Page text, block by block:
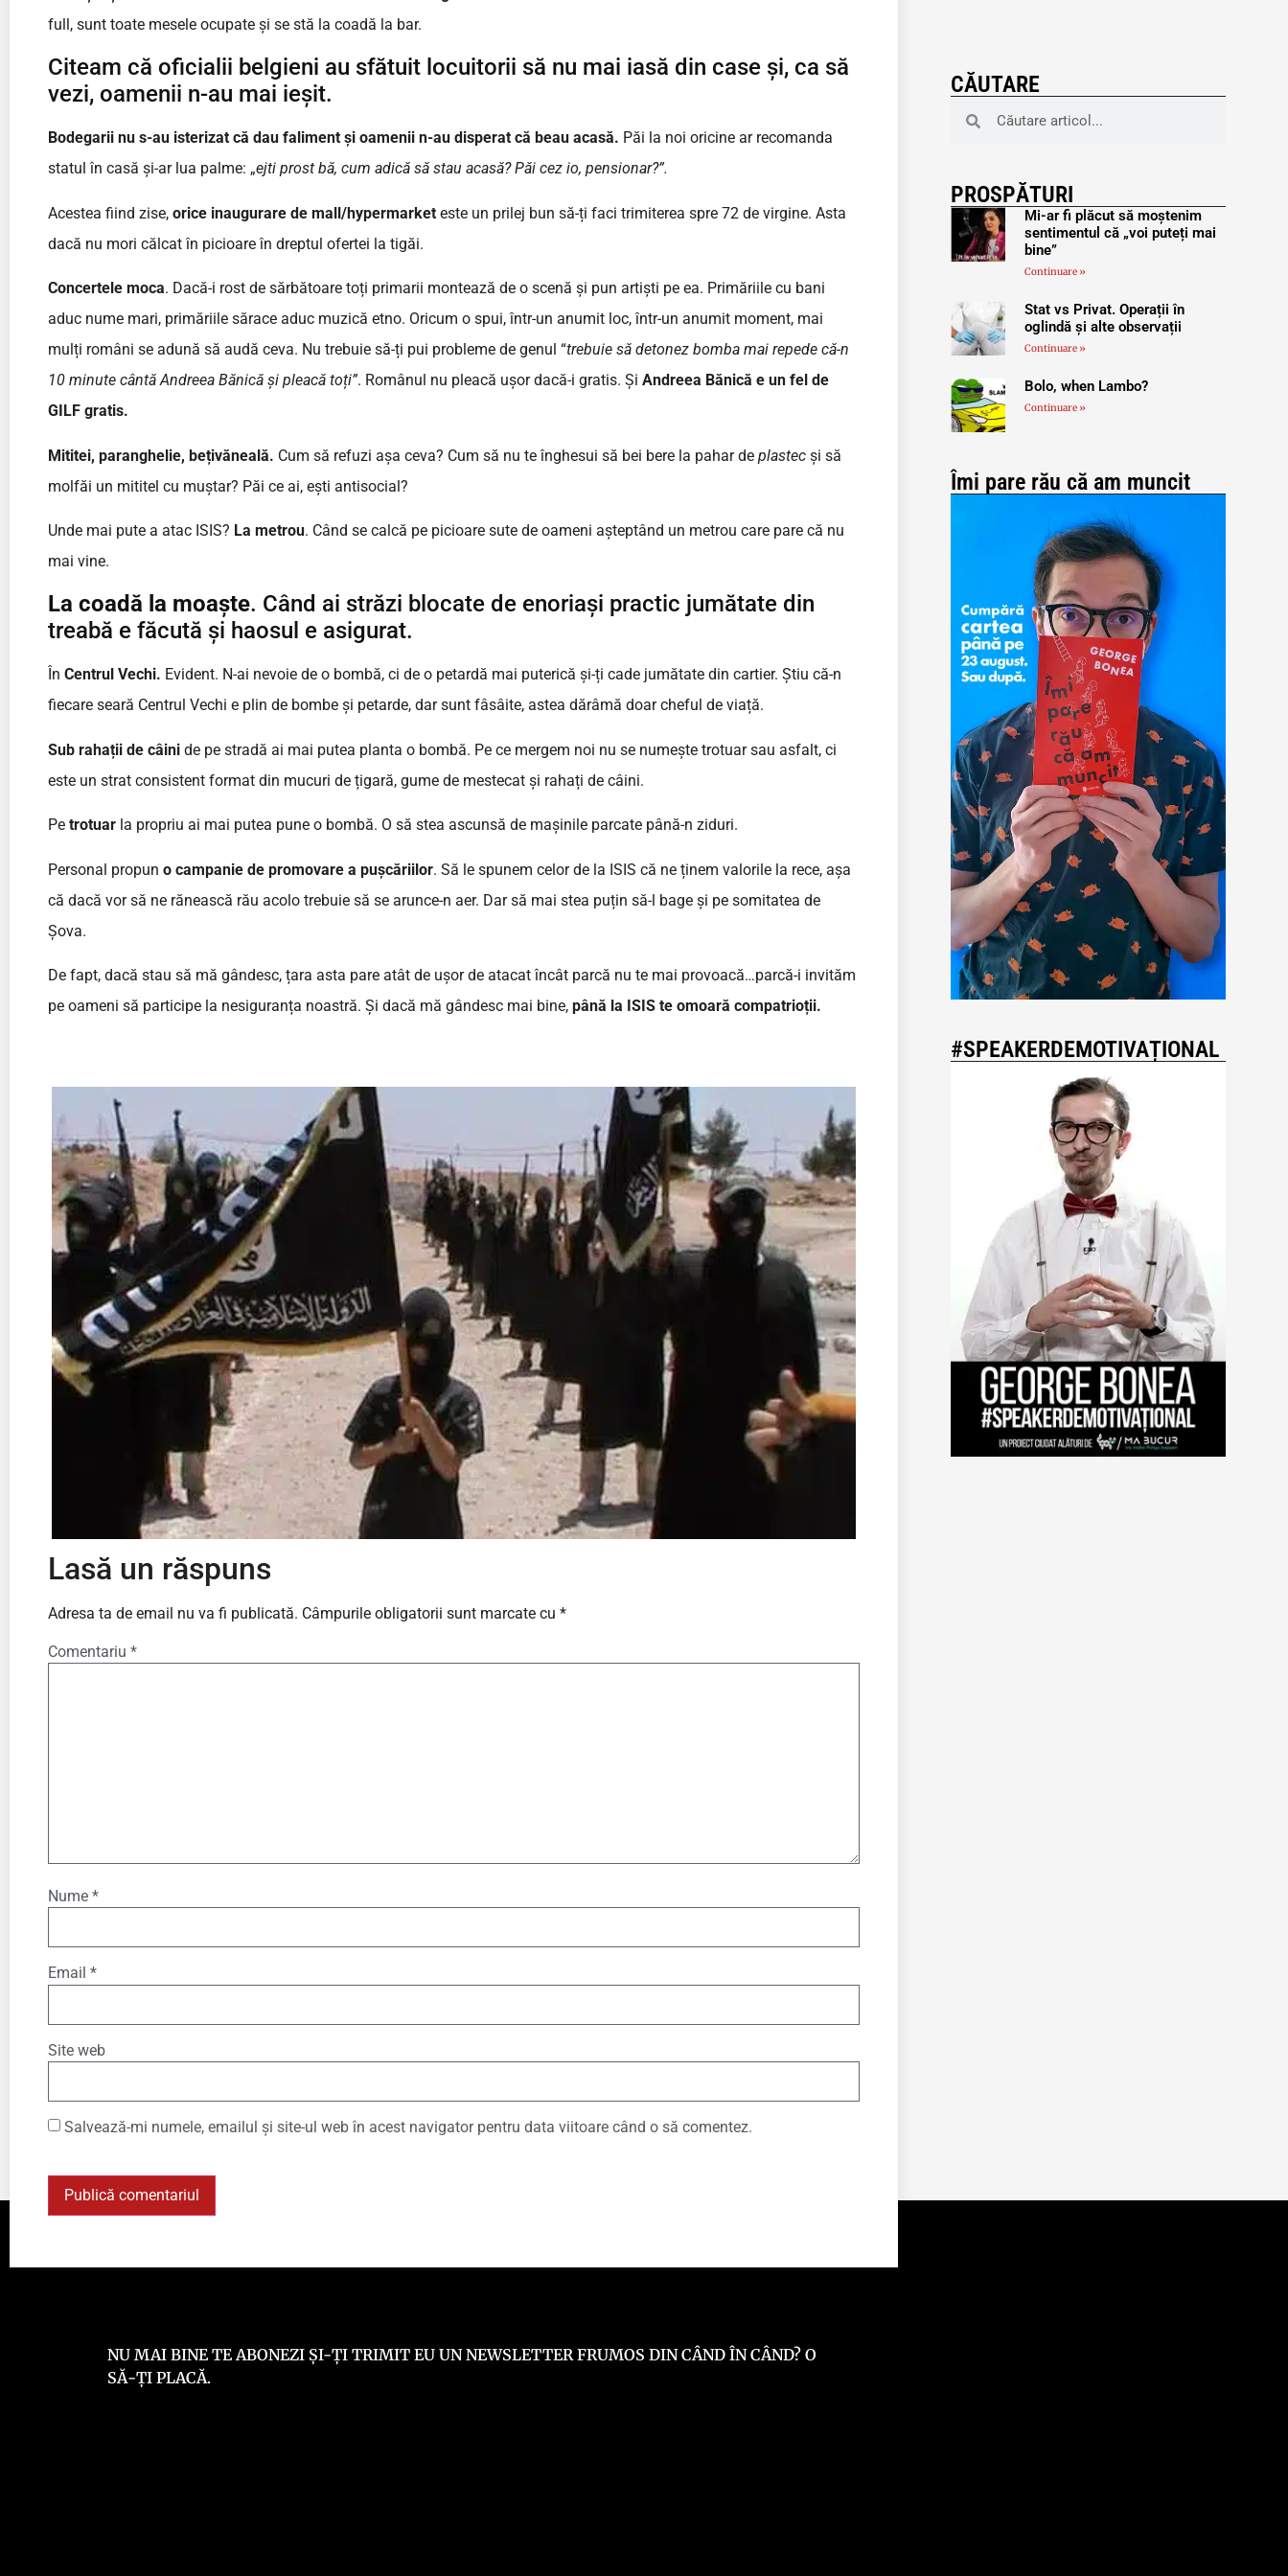
full, sunt toate mesele ocupate și se stă la coadă la bar.
Citeam că oficialii belgieni au sfătuit locuitorii să nu mai iasă din case și, ca să
vezi, oamenii n-au mai ieșit.
Bodegarii nu s-au isterizat că dau faliment și oamenii n-au disperat că beau acasă. Păi la noi oricine ar recomanda
statul în casă și-ar lua palme: „ejti prost bă, cum adică să stau acasă? Păi cez io, pensionar?”.
Acestea fiind zise, orice inaugurare de mall/hypermarket este un prilej bun să-ți faci trimiterea spre 72 de virgine. Asta
dacă nu mori călcat în picioare în dreptul ofertei la tigăi.
Concertele moca. Dacă-i rost de sărbătoare toți primarii montează de o scenă și pun artiști pe ea. Primăriile cu bani
aduc nume mari, primăriile sărace aduc muzică etno. Oricum o spui, într-un anumit loc, într-un anumit moment, mai
mulți români se adună să audă ceva. Nu trebuie să-ți pui probleme de genul “trebuie să detonez bomba mai repede că-n
10 minute cântă Andreea Bănică și pleacă toți”. Românul nu pleacă ușor dacă-i gratis. Și Andreea Bănică e un fel de
GILF gratis.
Mititei, paranghelie, bețivăneală. Cum să refuzi așa ceva? Cum să nu te înghesui să bei bere la pahar de plastec și să
molfăi un mititel cu muștar? Păi ce ai, ești antisocial?
Unde mai pute a atac ISIS? La metrou. Când se calcă pe picioare sute de oameni așteptând un metrou care pare că nu
mai vine.
La coadă la moaște. Când ai străzi blocate de enoriași practic jumătate din
treabă e făcută și haosul e asigurat.
În Centrul Vechi. Evident. N-ai nevoie de o bombă, ci de o petardă mai puterică și-ți cade jumătate din cartier. Știu că-n
fiecare seară Centrul Vechi e plin de bombe și petarde, dar sunt fâsâite, astea dărâmă doar cheful de viață.
Sub rahații de câini de pe stradă ai mai putea planta o bombă. Pe ce mergem noi nu se numește trotuar sau asfalt, ci
este un strat consistent format din mucuri de țigară, gume de mestecat și rahați de câini.
Pe trotuar la propriu ai mai putea pune o bombă. O să stea ascunsă de mașinile parcate până-n ziduri.
Personal propun o campanie de promovare a pușcăriilor. Să le spunem celor de la ISIS că ne ținem valorile la rece, așa
că dacă vor să ne rănească rău acolo trebuie să se arunce-n aer. Dar să mai stea puțin să-l bage și pe somitatea de
Șova.
De fapt, dacă stau să mă gândesc, țara asta pare atât de ușor de atacat încât parcă nu te mai provoacă…parcă-i invităm
pe oameni să participe la nesiguranța noastră. Și dacă mă gândesc mai bine, până la ISIS te omoară compatrioții.
Lasă un răspuns
Adresa ta de email nu va fi publicată. Câmpurile obligatorii sunt marcate cu *
Comentariu *
Nume *
Email *
Site web
Salvează-mi numele, emailul și site-ul web în acest navigator pentru data viitoare când o să comentez.
CĂUTARE
PROSPĂTURI
Mi-ar fi plăcut să moștenim
sentimentul că „voi puteți mai
bine”
Continuare »
Stat vs Privat. Operații în
oglindă și alte observații
Continuare »
Bolo, when Lambo?
Continuare »
Îmi pare rău că am muncit
#SPEAKERDEMOTIVAȚIONAL
NU MAI BINE TE ABONEZI ȘI-ȚI TRIMIT EU UN NEWSLETTER FRUMOS DIN CÂND ÎN CÂND? O
SĂ-ȚI PLACĂ.